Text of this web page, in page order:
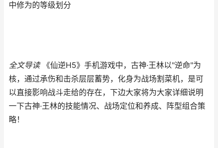
中修为的等级划分
全文导读《仙逆H5》手机游戏中，古神·王林以"逆命"为
核，通过承伤和击杀层层蓄势，化身为战场割菜机，是可
以直接影响战斗走给的存在，下边大家将为大家详细说明
一下古神·王林的技能情况、战场定位和养成、阵型组合策
略！